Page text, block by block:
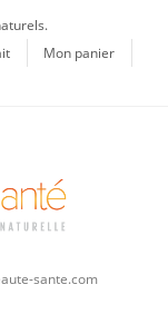
Mon panier
sante.com